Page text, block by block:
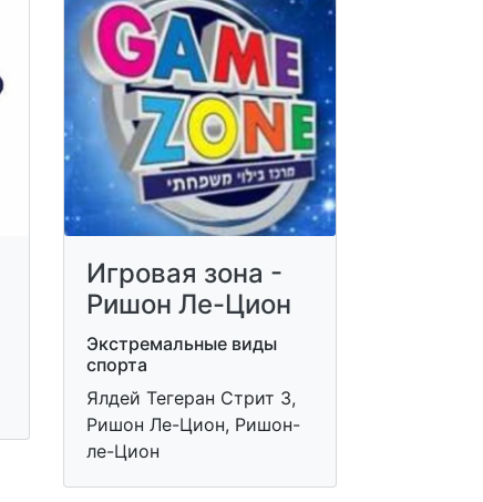
Игровая зона -
Ришон Ле-Цион
Экстремальные виды
спорта
Ялдей Тегеран Стрит 3,
Ришон Ле-Цион, Ришон-
ле-Цион